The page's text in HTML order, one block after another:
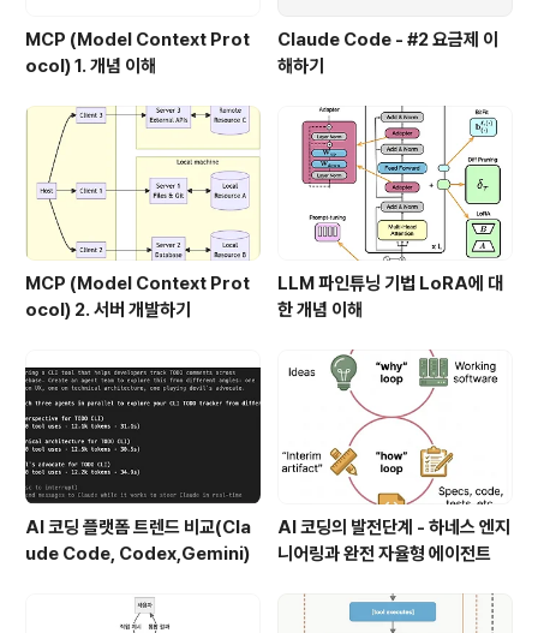
MCP (Model Context Prot
ocol) 1. 개념 이해
Claude Code - #2 요금제 이
해하기
MCP (Model Context Prot
ocol) 2. 서버 개발하기
LLM 파인튜닝 기법 LoRA에 대
한 개념 이해
AI 코딩 플랫폼 트렌드 비교(Cla
ude Code, Codex,Gemini)
AI 코딩의 발전단계 - 하네스 엔지
니어링과 완전 자율형 에이전트